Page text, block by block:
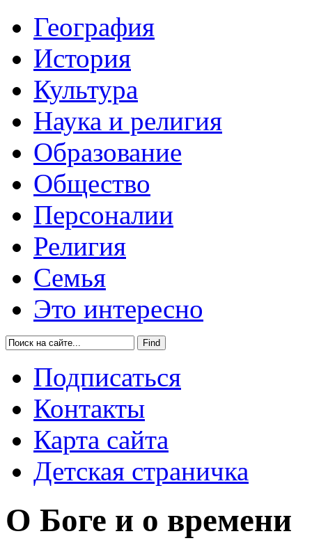
География
История
Культура
Наука и религия
Образование
Общество
Персоналии
Религия
Семья
Это интересно
Подписаться
Контакты
Карта сайта
Детская страничка
О Боге и о времени